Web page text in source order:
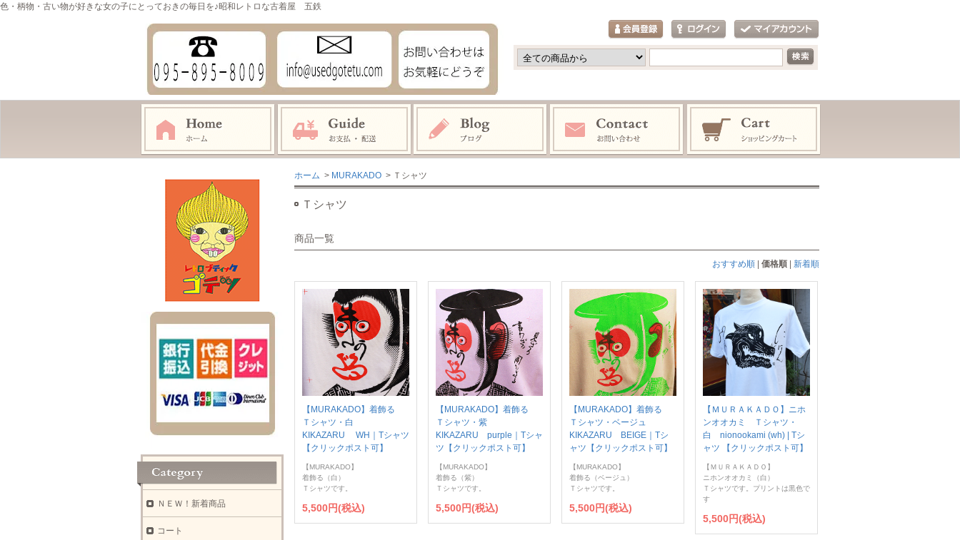
色・柄物・古い物が好きな女の子にとっておきの毎日を♪昭和レトロな古着屋 五鉄
ホーム > MURAKADO > Ｔシャツ
Ｔシャツ
商品一覧
おすすめ順 価格順 新着順
【MURAKADO】着飾る
Ｔシャツ・白
KIKAZARU WH｜Tシャツ
【クリックポスト可】
【MURAKADO】
着飾る（白）
Ｔシャツです。
5,500円(税込)
【MURAKADO】着飾る
Ｔシャツ・紫
KIKAZARU purple｜Tシャ
ツ【クリックポスト可】
【MURAKADO】
着飾る（紫）
Ｔシャツです。
5,500円(税込)
【MURAKADO】着飾る
Ｔシャツ・ベージュ
KIKAZARU BEIGE｜Tシ
ャツ【クリックポスト可】
【MURAKADO】
着飾る（ベージュ）
Ｔシャツです。
5,500円(税込)
【ＭＵＲＡＫＡＤＯ】ニホ
ンオオカミ Ｔシャツ・
白 nionookami (wh) | Tシ
ャツ 【クリックポスト可】
【ＭＵＲＡＫＡＤＯ】
ニホンオオカミ（白）
Ｔシャツです。プリントは黒色で
す
5,500円(税込)
ＮＥＷ！新着商品
コート